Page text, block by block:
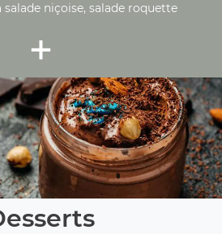
salade niçoise, salade roquette
+